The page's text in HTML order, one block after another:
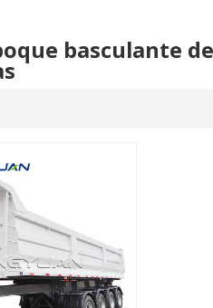
basculante